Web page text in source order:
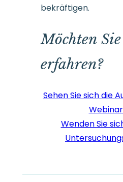
bekräftigen.
Möchten
erfahren?
Sehen Sie sich die
Wenden Sie